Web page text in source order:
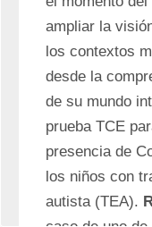
ampliar la
los contextos
desde la
de su mundo
prueba TCE
presencia de
los niños con
autista (TEA).